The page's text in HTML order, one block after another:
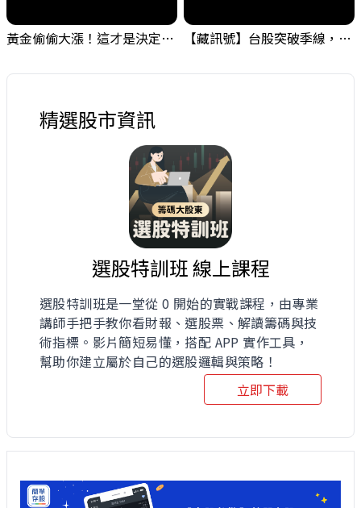
黃金偷偷大漲！這才是決定台股生死的「真風向球」！｜Mr.Jimmy高志銘 #黃金 #美元指數 #聯準會 【藏訊號】台股突破季線，週一我提醒了這個關鍵訊號
精選股市資訊
選股特訓班 線上課程
選股特訓班是一堂從 0 開始的實戰課程，由專業
講師手把手教你看財報、選股票、解讀籌碼與技
術指標。影片簡短易懂，搭配 APP 實作工具，
幫助你建立屬於自己的選股邏輯與策略！
立即下載